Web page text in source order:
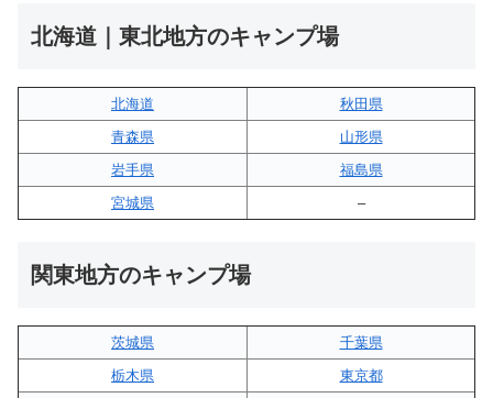
北海道｜東北地方のキャンプ場
北海道
秋田県
青森県
山形県
岩手県
福島県
宮城県
–
関東地方のキャンプ場
茨城県
千葉県
栃木県
東京都